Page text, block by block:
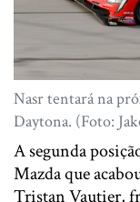
Nasr tentará na
Daytona. (Foto:
A segunda
Mazda que
Tristan Vautier,